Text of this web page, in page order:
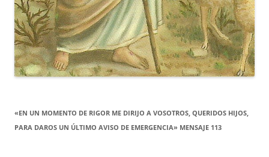
«EN UN MOMENTO DE RIGOR ME DIRIJO A VOSOTROS, QUERIDOS HIJOS,
PARA DAROS UN ÚLTIMO AVISO DE EMERGENCIA» MENSAJE 113